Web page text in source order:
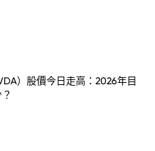
）股價今日走高：2026年目